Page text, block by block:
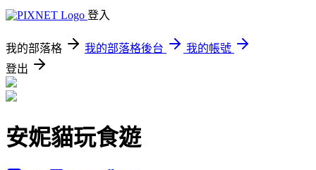
登入
我的部落格 我的部落格後台
我的帳號
登出
安妮貓玩食遊